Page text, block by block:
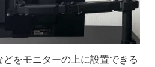
をモニターの上に設置できる